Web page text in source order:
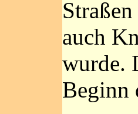
auch
wurde.
Beginn